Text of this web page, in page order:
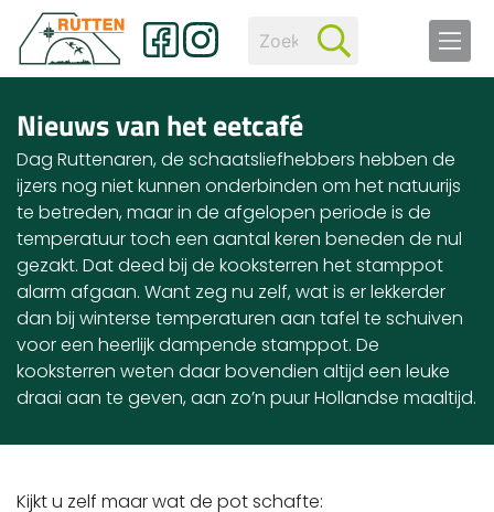
Nieuws van het eetcafé
Dag Ruttenaren, de schaatsliefhebbers hebben de
ijzers nog niet kunnen onderbinden om het natuurijs
te betreden, maar in de afgelopen periode is de
temperatuur toch een aantal keren beneden de nul
gezakt. Dat deed bij de kooksterren het stamppot
alarm afgaan. Want zeg nu zelf, wat is er lekkerder
dan bij winterse temperaturen aan tafel te schuiven
voor een heerlijk dampende stamppot. De
kooksterren weten daar bovendien altijd een leuke
draai aan te geven, aan zo’n puur Hollandse maaltijd.
Kijkt u zelf maar wat de pot schafte: